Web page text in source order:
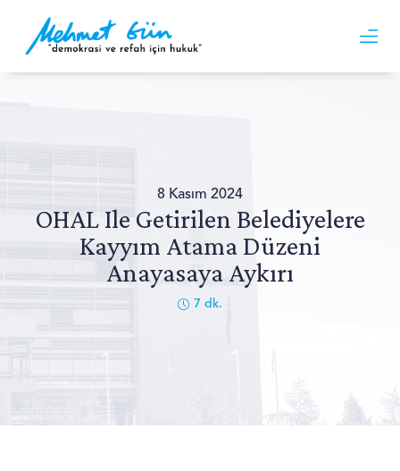
8 Kasım 2024
OHAL Ile Getirilen Belediyelere
Kayyım Atama Düzeni
Anayasaya Aykırı
7 dk.